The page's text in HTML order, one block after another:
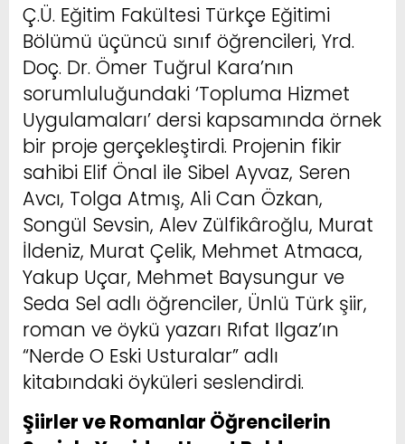
Ç.Ü. Eğitim Fakültesi Türkçe Eğitimi
Bölümü üçüncü sınıf öğrencileri, Yrd.
Doç. Dr. Ömer Tuğrul Kara’nın
sorumluluğundaki ‘Topluma Hizmet
Uygulamaları’ dersi kapsamında örnek
bir proje gerçekleştirdi. Projenin fikir
sahibi Elif Önal ile Sibel Ayvaz, Seren
Avcı, Tolga Atmış, Ali Can Özkan,
Songül Sevsin, Alev Zülfikâroğlu, Murat
İldeniz, Murat Çelik, Mehmet Atmaca,
Yakup Uçar, Mehmet Baysungur ve
Seda Sel adlı öğrenciler, Ünlü Türk şiir,
roman ve öykü yazarı Rıfat Ilgaz’ın
“Nerde O Eski Usturalar” adlı
kitabındaki öyküleri seslendirdi.
Şiirler ve Romanlar Öğrencilerin